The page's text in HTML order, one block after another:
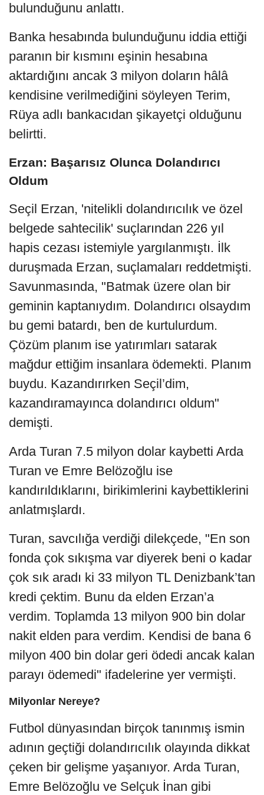
bulunduğunu anlattı.
Banka hesabında bulunduğunu iddia ettiği
paranın bir kısmını eşinin hesabına
aktardığını ancak 3 milyon doların hâlâ
kendisine verilmediğini söyleyen Terim,
Rüya adlı bankacıdan şikayetçi olduğunu
belirtti.
Erzan: Başarısız Olunca Dolandırıcı
Oldum
Seçil Erzan, 'nitelikli dolandırıcılık ve özel
belgede sahtecilik' suçlarından 226 yıl
hapis cezası istemiyle yargılanmıştı. İlk
duruşmada Erzan, suçlamaları reddetmişti.
Savunmasında, "Batmak üzere olan bir
geminin kaptanıydım. Dolandırıcı olsaydım
bu gemi batardı, ben de kurtulurdum.
Çözüm planım ise yatırımları satarak
mağdur ettiğim insanlara ödemekti. Planım
buydu. Kazandırırken Seçil’dim,
kazandıramayınca dolandırıcı oldum"
demişti.
Arda Turan 7.5 milyon dolar kaybetti Arda
Turan ve Emre Belözoğlu ise
kandırıldıklarını, birikimlerini kaybettiklerini
anlatmışlardı.
Turan, savcılığa verdiği dilekçede, "En son
fonda çok sıkışma var diyerek beni o kadar
çok sık aradı ki 33 milyon TL Denizbank’tan
kredi çektim. Bunu da elden Erzan’a
verdim. Toplamda 13 milyon 900 bin dolar
nakit elden para verdim. Kendisi de bana 6
milyon 400 bin dolar geri ödedi ancak kalan
parayı ödemedi" ifadelerine yer vermişti.
Milyonlar Nereye?
Futbol dünyasından birçok tanınmış ismin
adının geçtiği dolandırıcılık olayında dikkat
çeken bir gelişme yaşanıyor. Arda Turan,
Emre Belözoğlu ve Selçuk İnan gibi